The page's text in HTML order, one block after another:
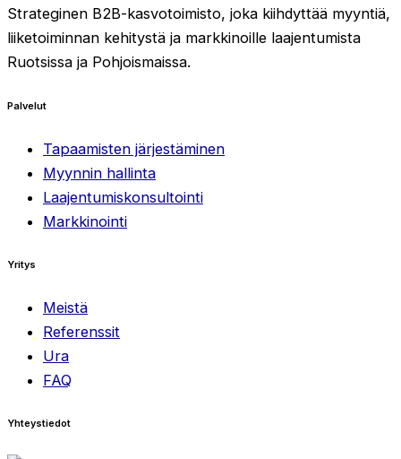
Strateginen B2B-kasvotoimisto, joka kiihdyttää myyntiä,
liiketoiminnan kehitystä ja markkinoille laajentumista
Ruotsissa ja Pohjoismaissa.
Palvelut
Tapaamisten järjestäminen
Myynnin hallinta
Laajentumiskonsultointi
Markkinointi
Yritys
Meistä
Referenssit
Ura
FAQ
Yhteystiedot